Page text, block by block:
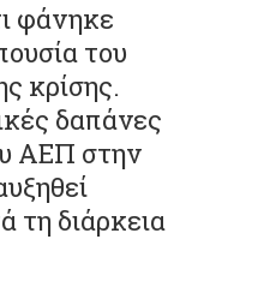
φάνηκε
του
κρίσης.
δαπάνες
ΑΕΠ στην
τη διάρκεια